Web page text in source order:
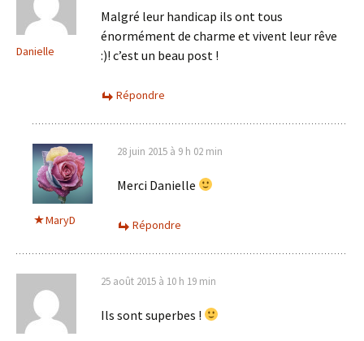
Danielle
Malgré leur handicap ils ont tous
énormément de charme et vivent leur rêve
:)! c’est un beau post !
Répondre
MaryD
28 juin 2015 à 9 h 02 min
Merci Danielle
Répondre
25 août 2015 à 10 h 19 min
Ils sont superbes !